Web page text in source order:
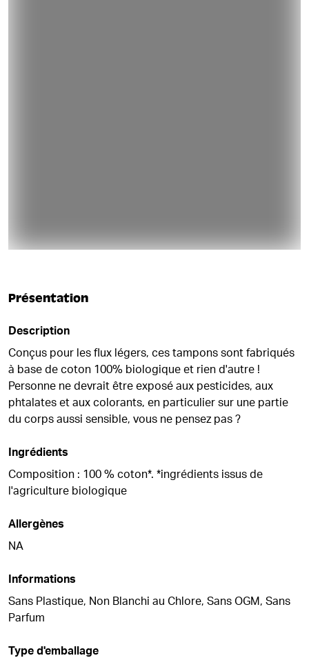
Présentation
Description
Conçus pour les flux légers, ces tampons sont fabriqués
à base de coton 100% biologique et rien d'autre !
Personne ne devrait être exposé aux pesticides, aux
phtalates et aux colorants, en particulier sur une partie
du corps aussi sensible, vous ne pensez pas ?
Ingrédients
Composition : 100 % coton*. *ingrédients issus de
l'agriculture biologique
Allergènes
NA
Informations
Sans Plastique, Non Blanchi au Chlore, Sans OGM, Sans
Parfum
Type d'emballage